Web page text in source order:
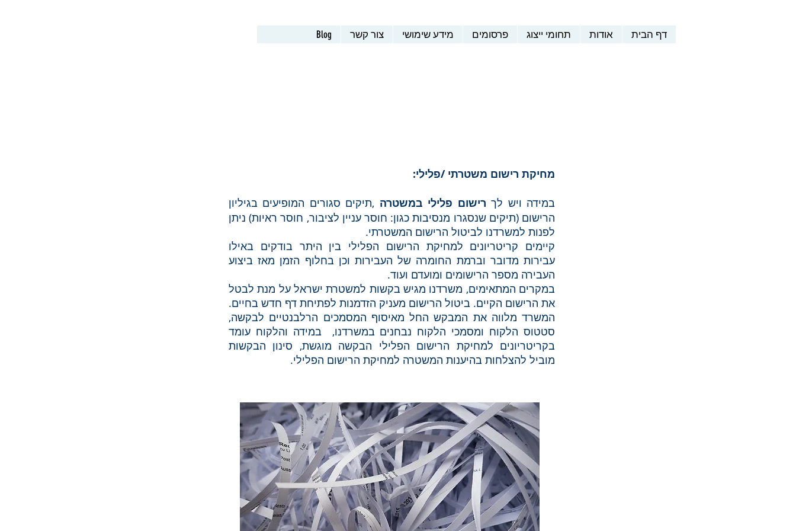
דף הבית אודות תחומי ייצוג פרסומים מידע שימושי צור קשר Blog
מחיקת רישום משטרתי /פלילי:
במידה ויש לך רישום פלילי במשטרה ,תיקים סגורים המופיעים בגיליון
הרישום (תיקים שנסגרו מנסיבות כגון: חוסר עניין לציבור, חוסר ראיות) ניתן
לפנות למשרדנו לביטול הרישום המשטרתי.
קיימים קריטריונים למחיקת הרישום הפלילי בין היתר בודקים באילו
עבירות מדובר וברמת החומרה של העבירות וכן בחלוף הזמן מאז ביצוע
העבירה מספר הרישומים ומועדם ועוד.
במקרים המתאימים, משרדנו מגיש בקשות למשטרת ישראל על מנת לבטל
את הרישום הקיים. ביטול הרישום מעניק הזדמנות לפתיחת דף חדש בחיים.
המשרד מלווה את המבקש החל מאיסוף המסמכים הרלבנטיים לבקשה,
סטטוס הלקוח ומסמכי הלקוח נבחנים במשרדנו, במידה והלקוח עומד
בקריטריונים למחיקת הרישום הפלילי הבקשה מוגשת, סינון הבקשות
מוביל להצלחות בהיענות המשטרה למחיקת הרישום הפלילי.